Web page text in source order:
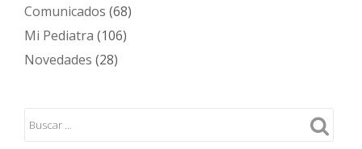
Comunicados (68)
Mi Pediatra (106)
Novedades (28)